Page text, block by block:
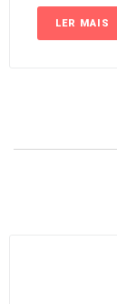
LER MAIS